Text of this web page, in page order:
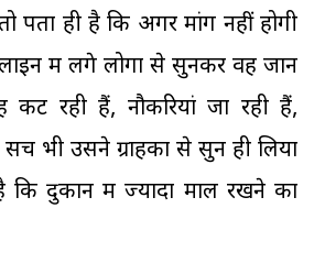
पता ही है कि अगर मांग नहीं होगी
में लगे लोगों से सुनकर वह जान
कट रही हैं, नौकरियां जा रही हैं,
भी उसने ग्राहकों से सुन ही लिया
दुकान में ज्यादा माल रखने का